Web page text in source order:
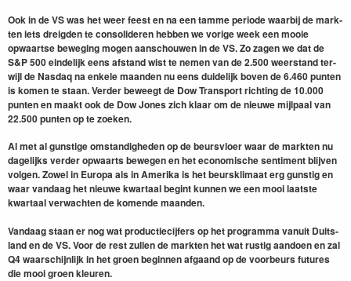
Ook in deVSwas het weer feest en na een tamme peri­ode waar­bij de mark­
ten iets dreigden te con­solid­eren hebben we vorige week een mooie
opwaartse beweg­ing mogen aan­schouwen in deVS. Zo zagen we dat de
S&P500ein­delijk eens afs­tand wist te nemen van de2.500weer­stand ter­
wi­jl de Nas­daq na enkele maan­den nu eens duidelijk boven de6.460pun­ten
is komen te staan. Verder beweegt de Dow Trans­port richt­ing de10.000
pun­ten en maakt ook de Dow Jones zich klaar om de nieuwe mijl­paal van
22.500pun­ten op te zoeken.
Al met al gun­stige omstandighe­den op de beursvlo­er waar de mark­ten nu
dagelijks verder opwaarts bewe­gen en het economis­che sen­ti­ment bli­jven
vol­gen. Zow­el in Europa als in Ameri­ka is het beurskli­maat erg gun­stig en
waar van­daag het nieuwe kwartaal begint kun­nen we een mooi laat­ste
kwartaal verwacht­en de komende maan­den.
Van­daag staan er nog wat pro­duc­tieci­jfers op het pro­gram­ma vanu­it Duit­s­
land en deVS. Voor de rest zullen de mark­ten het wat rustig aan­doen en zal
Q4waarschi­jn­lijk in het groen begin­nen afgaand op de voor­beurs futures
die mooi groen kleuren.